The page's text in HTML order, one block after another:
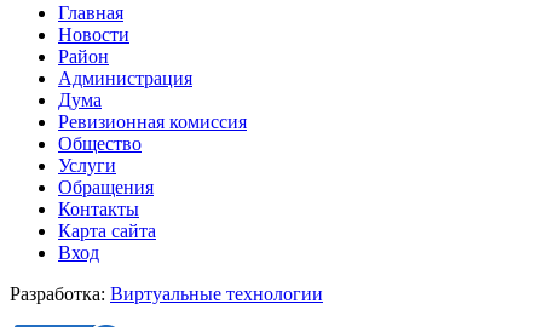
Главная
Новости
Район
Администрация
Дума
Ревизионная комиссия
Общество
Услуги
Обращения
Контакты
Карта сайта
Вход
Разработка: Виртуальные технологии